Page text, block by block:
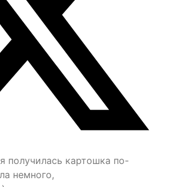
получилась картошка по-
немного,